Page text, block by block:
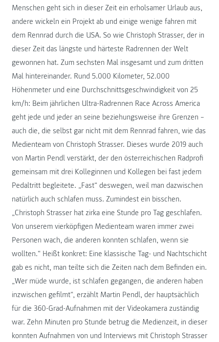
Menschen geht sich in dieser Zeit ein erholsamer Urlaub aus,
andere wickeln ein Projekt ab und einige wenige fahren mit
dem Rennrad durch die USA. So wie Christoph Strasser, der in
dieser Zeit das längste und härteste Radrennen der Welt
gewonnen hat. Zum sechsten Mal insgesamt und zum dritten
Mal hintereinander. Rund 5.000 Kilometer, 52.000
Höhenmeter und eine Durchschnittsgeschwindigkeit von 25
km/h: Beim jährlichen Ultra-Radrennen Race Across America
geht jede und jeder an seine beziehungsweise ihre Grenzen –
auch die, die selbst gar nicht mit dem Rennrad fahren, wie das
Medienteam von Christoph Strasser. Dieses wurde 2019 auch
von Martin Pendl verstärkt, der den österreichischen Radprofi
gemeinsam mit drei Kolleginnen und Kollegen bei fast jedem
Pedaltritt begleitete. „Fast“ deswegen, weil man dazwischen
natürlich auch schlafen muss. Zumindest ein bisschen.
„Christoph Strasser hat zirka eine Stunde pro Tag geschlafen.
Von unserem vierköpfigen Medienteam waren immer zwei
Personen wach, die anderen konnten schlafen, wenn sie
wollten.“ Heißt konkret: Eine klassische Tag- und Nachtschicht
gab es nicht, man teilte sich die Zeiten nach dem Befinden ein.
„Wer müde wurde, ist schlafen gegangen, die anderen haben
inzwischen gefilmt“, erzählt Martin Pendl, der hauptsächlich
für die 360-Grad-Aufnahmen mit der Videokamera zuständig
war. Zehn Minuten pro Stunde betrug die Medienzeit, in dieser
konnten Aufnahmen von und Interviews mit Christoph Strasser